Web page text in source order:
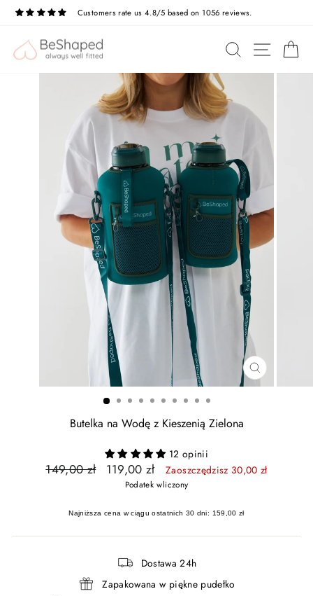
Przejdź
Customers rate us 4.8/5 based on 1056 reviews.
SZUKAJ
ZAMKNIJ
Butelka na Wodę z Kieszenią Zielona
12 opinii
Cena
149,00 zł
Cena
promocyjna
119,00 zł Zaoszczędzisz 30,00 zł
Podatek wliczony
Najniższa cena w ciągu ostatnich 30 dni: 159,00 zł
Dostawa 24h
Zapakowana w piękne pudełko